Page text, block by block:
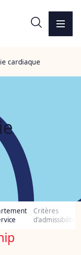
cardiaque
Critères
d'admissibilité